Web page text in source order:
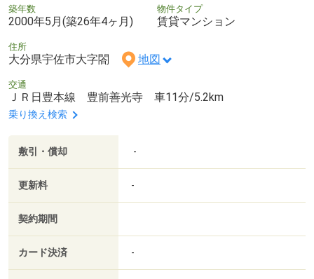
築年数
2000年5月(築26年4ヶ月)
物件タイプ
賃貸マンション
住所
大分県宇佐市大字閤 地図
交通
ＪＲ日豊本線 豊前善光寺 車11分/5.2km
乗り換え検索
敷引・償却 -
更新料 -
契約期間
カード決済 -